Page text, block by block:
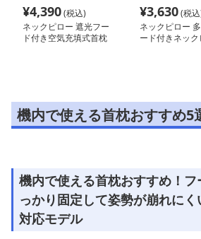
¥4,390(税込)
ネックピロー 遮光フー
ド付き空気充填式首枕
¥3,630(税
ネックピロー
ード付きネッ
機内で使える首枕おすすめ5
機内で使える首枕おすすめ！
っかり固定して姿勢が崩れに
対応モデル